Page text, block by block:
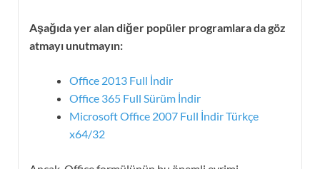
Aşağıda yer alan diğer popüler programlara da göz
atmayı unutmayın:
Office 2013 Full İndir
Office 365 Full Sürüm İndir
Microsoft Office 2007 Full İndir Türkçe
x64/32